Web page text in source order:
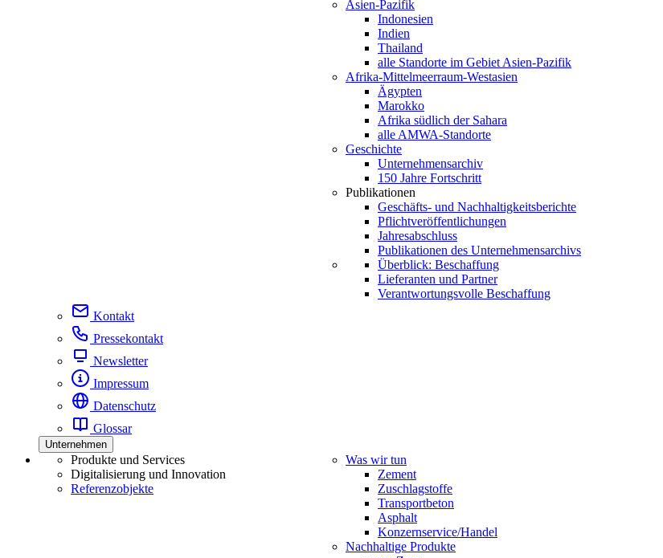
Asien-Pazifik
Indonesien
Indien
Thailand
alle Standorte im Gebiet Asien-Pazifik
Afrika-Mittelmeerraum-Westasien
Ägypten
Marokko
Afrika südlich der Sahara
alle AMWA-Standorte
Geschichte
Unternehmensarchiv
150 Jahre Fortschritt
Publikationen
Geschäfts- und Nachhaltigkeitsberichte
Pflichtveröffentlichungen
Jahresabschluss
Publikationen des Unternehmensarchivs
Überblick: Beschaffung
Lieferanten und Partner
Verantwortungsvolle Beschaffung
Kontakt
Pressekontakt
Newsletter
Impressum
Datenschutz
Glossar
Unternehmen
Produkte und Services
Digitalisierung und Innovation
Referenzobjekte
Was wir tun
Zement
Zuschlagstoffe
Transportbeton
Asphalt
Konzernservice/Handel
Nachhaltige Produkte